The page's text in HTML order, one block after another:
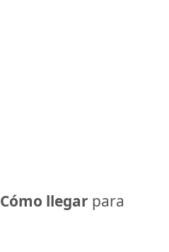
Cómo llegar para